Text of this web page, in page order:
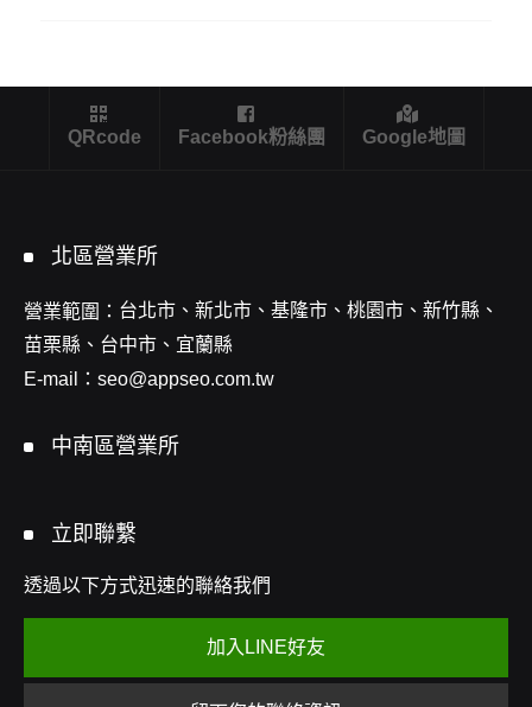
QRcode Facebook粉絲團 Google地圖
北區營業所
營業範圍： 台北市、新北市、基隆市、桃園市、新竹縣、
苗栗縣、台中市、宜蘭縣
E-mail： seo@appseo.com.tw
中南區營業所
立即聯繫
透過以下方式迅速的聯絡我們
加入LINE好友